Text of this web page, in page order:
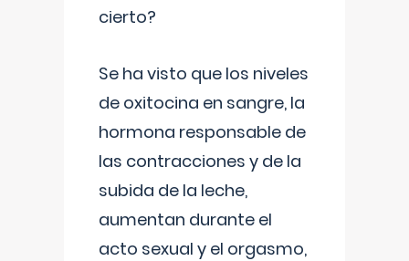
cierto?
Se ha visto que los niveles
de oxitocina en sangre, la
hormona responsable de
las contracciones y de la
subida de la leche,
aumentan durante el
acto sexual y el orgasmo,